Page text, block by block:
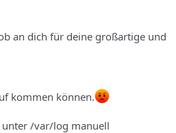
an dich für deine großartige und
kommen können.
unter /var/log manuell